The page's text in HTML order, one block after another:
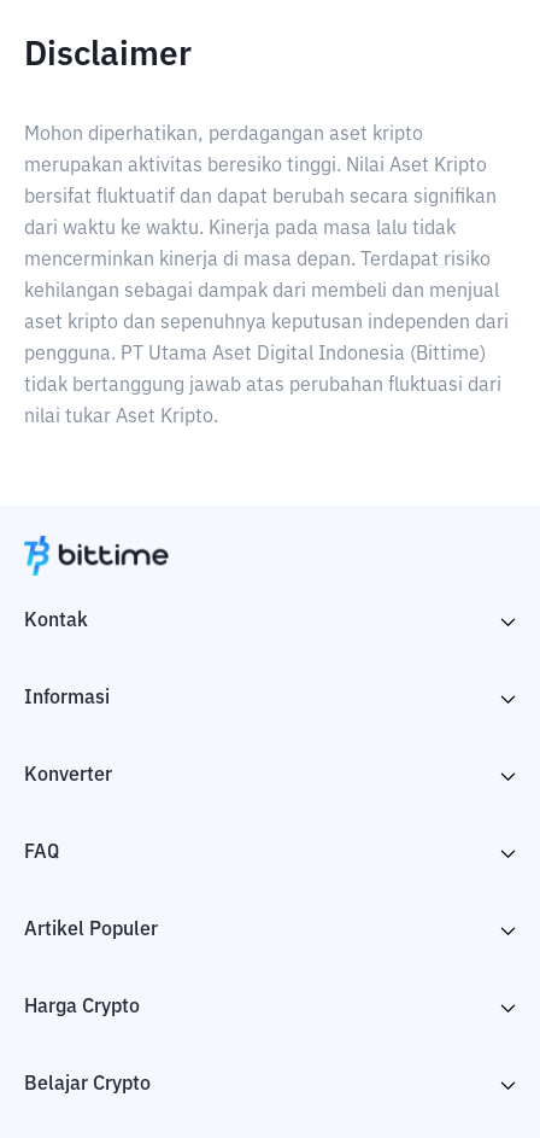
Disclaimer
Mohon diperhatikan, perdagangan aset kripto
merupakan aktivitas beresiko tinggi. Nilai Aset Kripto
bersifat fluktuatif dan dapat berubah secara signifikan
dari waktu ke waktu. Kinerja pada masa lalu tidak
mencerminkan kinerja di masa depan. Terdapat risiko
kehilangan sebagai dampak dari membeli dan menjual
aset kripto dan sepenuhnya keputusan independen dari
pengguna. PT Utama Aset Digital Indonesia (Bittime)
tidak bertanggung jawab atas perubahan fluktuasi dari
nilai tukar Aset Kripto.
Kontak
Informasi
Konverter
FAQ
Artikel Populer
Harga Crypto
Belajar Crypto